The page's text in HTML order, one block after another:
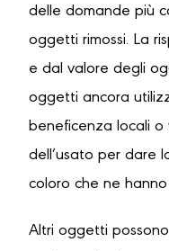
delle domande più
oggetti rimossi. La
e dal valore degli
oggetti ancora
beneficenza locali o
dell’usato per dare
coloro che ne
Altri oggetti